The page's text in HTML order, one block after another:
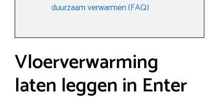
duurzaam verwarmen (FAQ)
Vloerverwarming
laten leggen in Enter